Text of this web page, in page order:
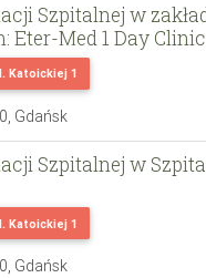
Katoickiej 1
Szpitalnej w
Eter-Med 1 Day Clinic
Gdańsk
Katoickiej 1
Szpitalnej w
Gdańsk